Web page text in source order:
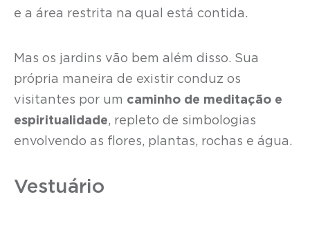
e a área restrita na qual está contida.
Mas os jardins vão bem além disso. Sua
própria maneira de existir conduz os
visitantes por um caminho de meditação e
espiritualidade, repleto de simbologias
envolvendo as flores, plantas, rochas e água.
Vestuário